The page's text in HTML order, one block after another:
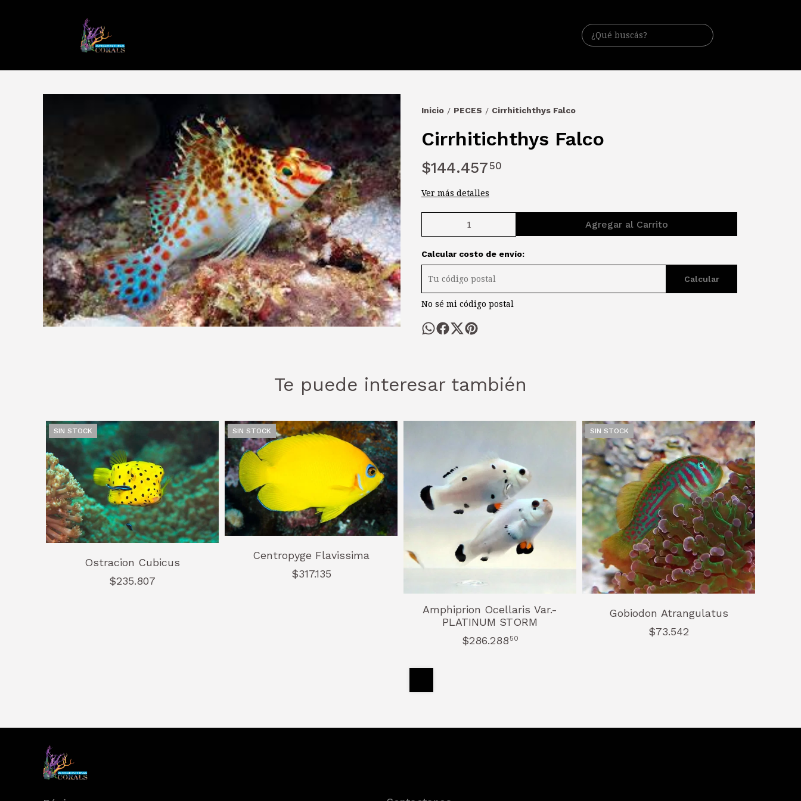
Inicio / PECES / Cirrhitichthys Falco
Cirrhitichthys Falco
$144.457 50
Ver más detalles
Agregar al Carrito
Calcular costo de envío:
Calcular
No sé mi código postal
Te puede interesar también
SIN STOCK
Ostracion Cubicus
$235.807
SIN STOCK
Centropyge Flavissima
$317.135
Amphiprion Ocellaris Var.-
PLATINUM STORM
$286.288 50
SIN STOCK
Gobiodon Atrangulatus
$73.542